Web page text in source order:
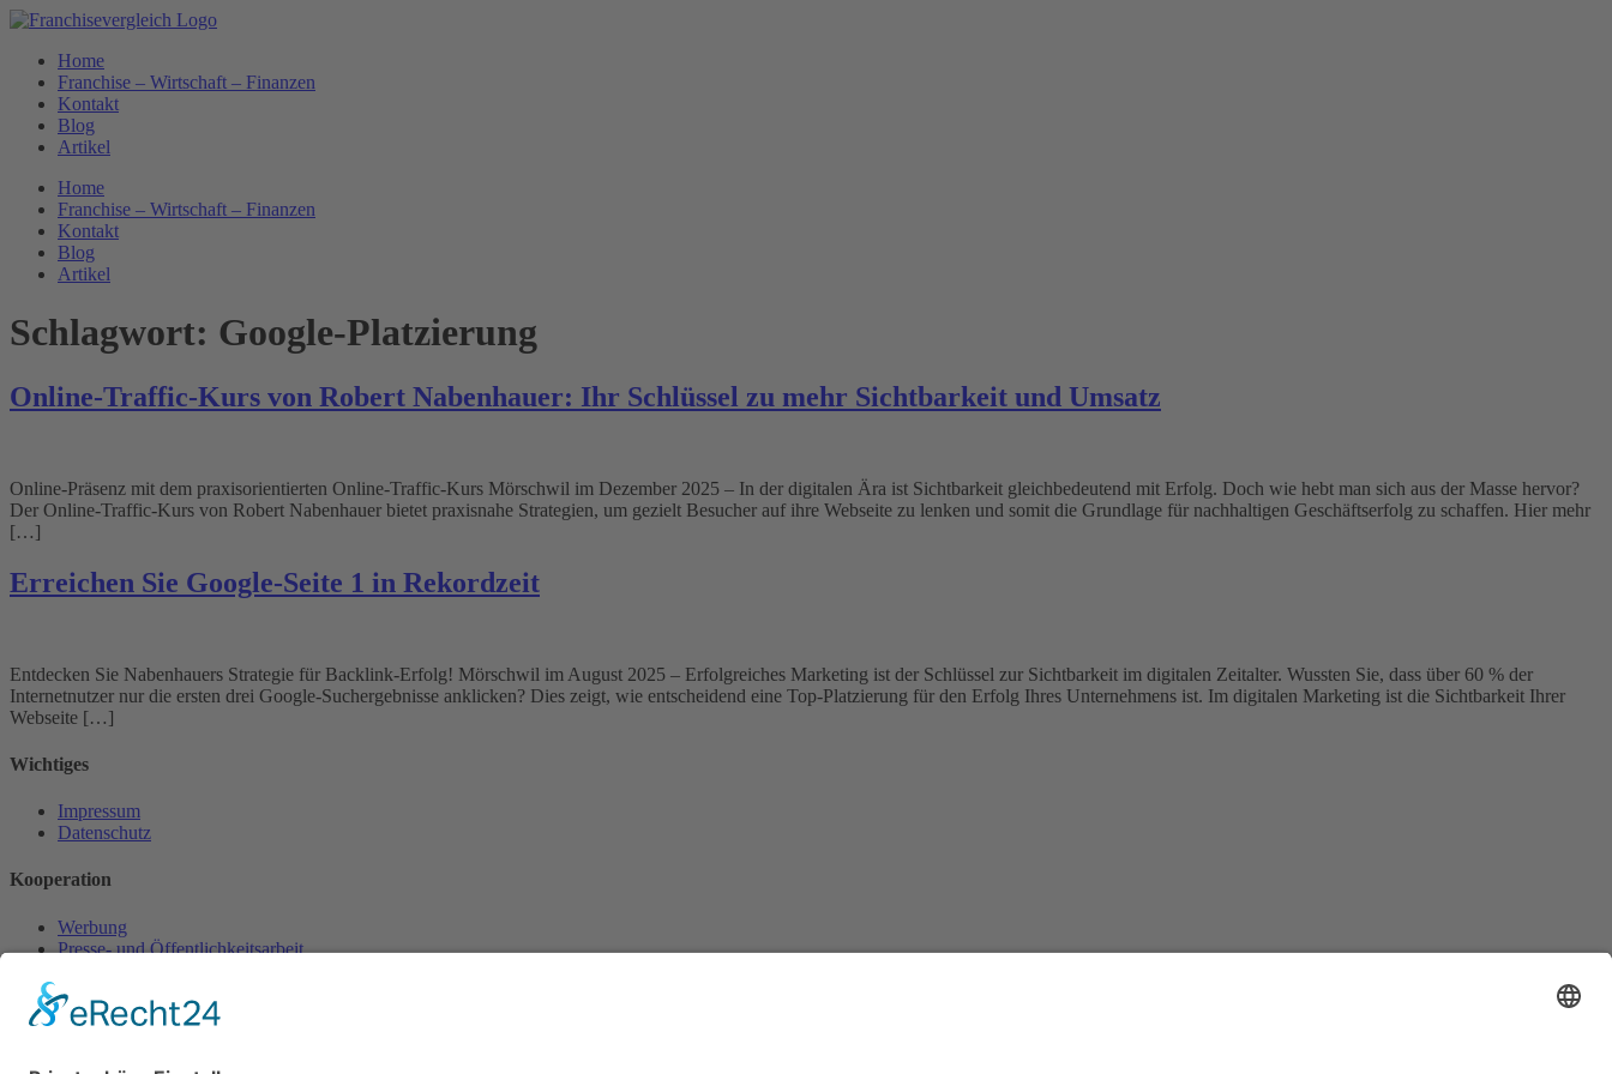
Zum
springenHome
Franchise – Wirtschaft – Finanzen
Kontakt
Blog
Artikel
Home
Franchise – Wirtschaft – Finanzen
Kontakt
Blog
Artikel
Schlagwort: Google-Platzierung
Online-Traffic-Kurs von Robert Nabenhauer: Ihr Schlüssel zu mehr Sichtbarkeit und Umsatz
Online-Präsenz mit dem praxisorientierten Online-Traffic-Kurs Mörschwil im Dezember 2025 – In der digitalen Ära ist Sichtbarkeit gleichbedeutend mit Erfolg. Doch wie hebt man sich aus der Masse hervor?
Der Online-Traffic-Kurs von Robert Nabenhauer bietet praxisnahe Strategien, um gezielt Besucher auf ihre Webseite zu lenken und somit die Grundlage für nachhaltigen Geschäftserfolg zu schaffen. Hier mehr
[…]
Erreichen Sie Google-Seite 1 in Rekordzeit
Entdecken Sie Nabenhauers Strategie für Backlink-Erfolg! Mörschwil im August 2025 – Erfolgreiches Marketing ist der Schlüssel zur Sichtbarkeit im digitalen Zeitalter. Wussten Sie, dass über 60 % der
Internetnutzer nur die ersten drei Google-Suchergebnisse anklicken? Dies zeigt, wie entscheidend eine Top-Platzierung für den Erfolg Ihres Unternehmens ist. Im digitalen Marketing ist die Sichtbarkeit Ihrer
Webseite […]
Wichtiges
Impressum
Datenschutz
Kooperation
Werbung
Presse- und Öffentlichkeitsarbeit
Aktuelles